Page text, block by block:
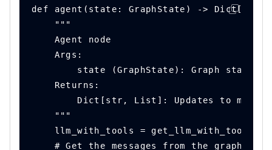
def agent(state: GraphState) ->
    """
    Agent node
    Args:
        state (GraphState): Graph state
    Returns:
Dict[str, List]: Updates to
    """
    llm_with_tools = get_llm_with_tools()
# Get the messages from the graph